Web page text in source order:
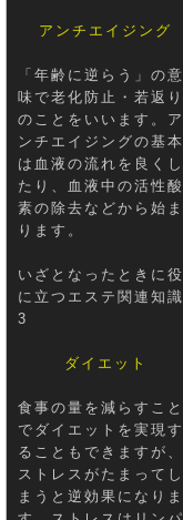
アンチエイジング
「年齢に逆らう」の意
味で老化防止・若返り
のことをいいます。ア
ンチエイジングの基本
は血液の流れを良くし
たり、血液中の活性酸
素の除去などから始ま
ります。
いざとなったときに役
に立つエステ関連知識
3
ダイエット
食事の量を減らすこと
でダイエットを実現す
ることもできますが、
ストレスがたまってし
まうと逆効果になりま